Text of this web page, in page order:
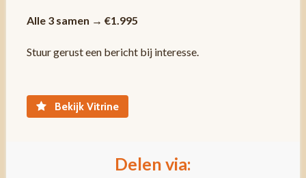
Alle 3 samen → €1.995
Stuur gerust een bericht bij interesse.
Bekijk Vitrine
Delen via: